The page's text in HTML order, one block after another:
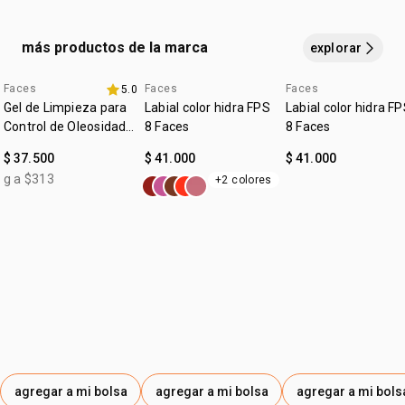
• dale volumen a las cejas
• fácil de aplicar
*las imágenes son ilustrativas, este producto esta en una
posición cenital. el contenido de cada producto es el
más productos de la marca explorar
4u al 40%
Faces 5.0
Gel de Limpieza para
Control de Oleosidad
$ 37.500
g a $313
agregar a mi bolsa
Faces
Labial color hidra FPS
8 Faces
$ 41.000
+2 colores
agregar a mi bolsa
4u al 40%
Faces
Labial color hidra
8 Faces
$ 41.000
agregar a mi